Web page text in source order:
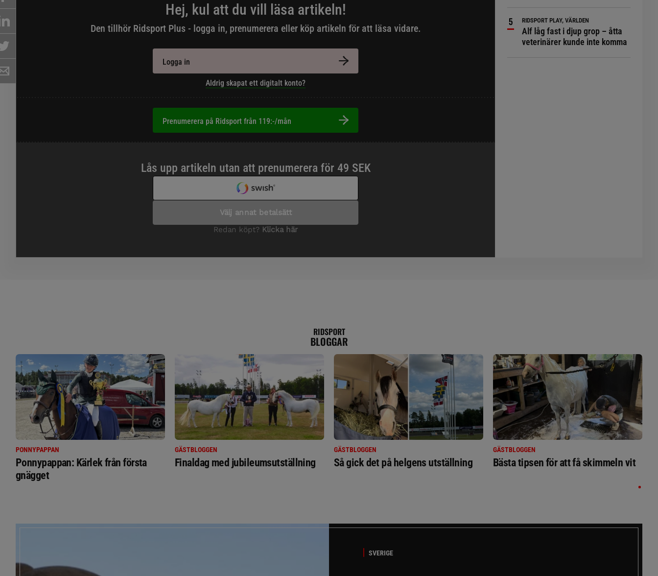
Hej, kul att du vill läsa artikeln!
Den tillhör Ridsport Plus - logga in, prenumerera eller köp artikeln för att läsa vidare.
Logga in
Aldrig skapat ett digitalt konto?
Prenumerera på Ridsport från 119:-/mån
RIDSPORT PLAY, VÄRLDEN
Alf låg fast i djup grop – åtta
veterinärer kunde inte komma
RIDSPORT
BLOGGAR
PONNYPAPPAN
Ponnypappan: Kärlek från första
gnägget
GÄSTBLOGGEN
Finaldag med jubileumsutställning
GÄSTBLOGGEN
Så gick det på helgens utställning
GÄSTBLOGGEN
Bästa tipsen för att få skimmeln vit
SVERIGE